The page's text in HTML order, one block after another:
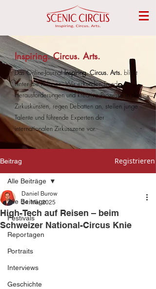
Inspiring. Circus. Arts.
Das Online-JournalInspiring. Circus. Arts. blickt
hinter die Kulissen. Wir erkunden Trends,
Herausforderungen und kreative Prozesse in den
Zirkuskünsten, regen Debatten an, stellen junge
Talente und führende Experten der
internationalen Zirkusszene vor.
Beitrag Registrieren
Alle Beiträge
Festivals
Reportagen
Portraits
Interviews
Geschichte
Alle Beiträge
High-Tech auf Reisen – beim
Schweizer National-Circus Knie
Daniel Burow
24. Mai 2025